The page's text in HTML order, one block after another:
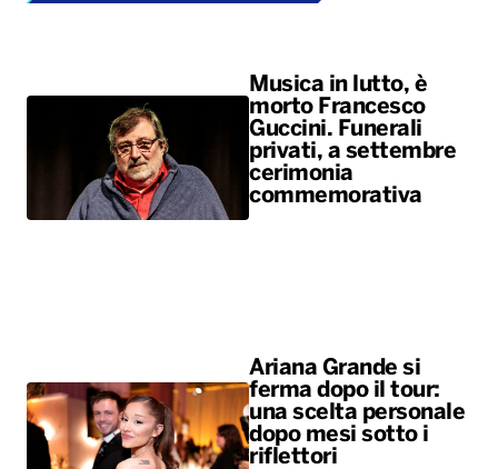
Musica in lutto, è
morto Francesco
Guccini. Funerali
privati, a settembre
cerimonia
commemorativa
Ariana Grande si
ferma dopo il tour:
una scelta personale
dopo mesi sotto i
riflettori